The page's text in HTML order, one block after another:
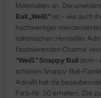
Materialien an. Die
Ball „Weiß“ ist – wie auch
hochwertiger
italienischen Hersteller
faszinierenden Charme
“Weiß“ Snappy Ball dem -
schönen Snappy-Ball-
Adirafil hat die
Farb-Nr. 50 erhalten. Die